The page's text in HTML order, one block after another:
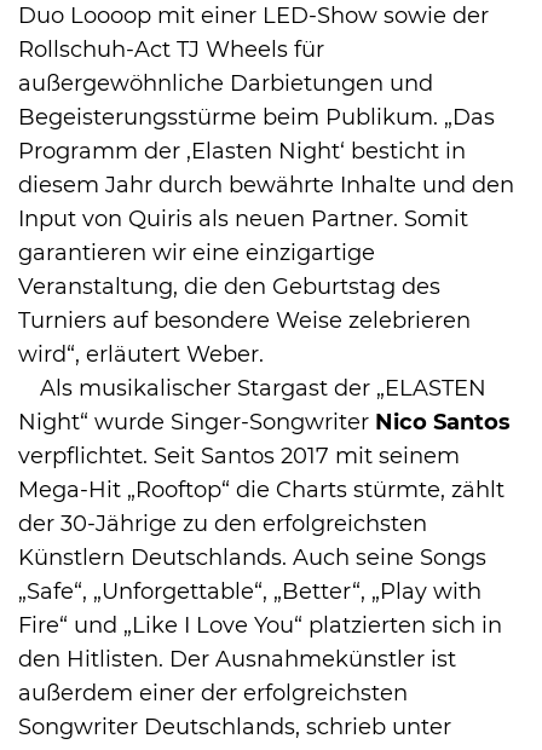
Duo Loooop mit einer LED-Show sowie der
Rollschuh-Act TJ Wheels für
außergewöhnliche Darbietungen und
Begeisterungsstürme beim Publikum. „Das
Programm der ,Elasten Night‘ besticht in
diesem Jahr durch bewährte Inhalte und den
Input von Quiris als neuen Partner. Somit
garantieren wir eine einzigartige
Veranstaltung, die den Geburtstag des
Turniers auf besondere Weise zelebrieren
wird“, erläutert Weber.
Als musikalischer Stargast der „ELASTEN
Night“ wurde Singer-Songwriter Nico Santos
verpflichtet. Seit Santos 2017 mit seinem
Mega-Hit „Rooftop“ die Charts stürmte, zählt
der 30-Jährige zu den erfolgreichsten
Künstlern Deutschlands. Auch seine Songs
„Safe“, „Unforgettable“, „Better“, „Play with
Fire“ und „Like I Love You“ platzierten sich in
den Hitlisten. Der Ausnahmekünstler ist
außerdem einer der erfolgreichsten
Songwriter Deutschlands, schrieb unter